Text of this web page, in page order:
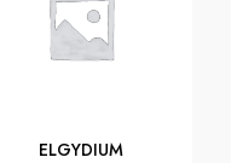
ELGYDIUM